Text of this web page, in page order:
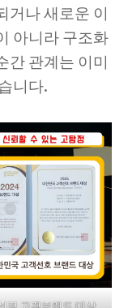
나 새로운 이
아니라 구조화
관계는 이미
니다.